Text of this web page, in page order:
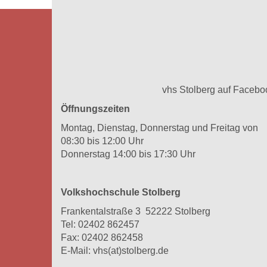
vhs Stolberg auf
Öffnungszeiten
Montag, Dienstag, Donnerstag und Freitag von
08:30 bis 12:00 Uhr
Donnerstag 14:00 bis 17:30 Uhr
Volkshochschule Stolberg
Frankentalstraße 3 52222 Stolberg
Tel: 02402 862457
Fax: 02402 862458
E-Mail: vhs(at)stolberg.de